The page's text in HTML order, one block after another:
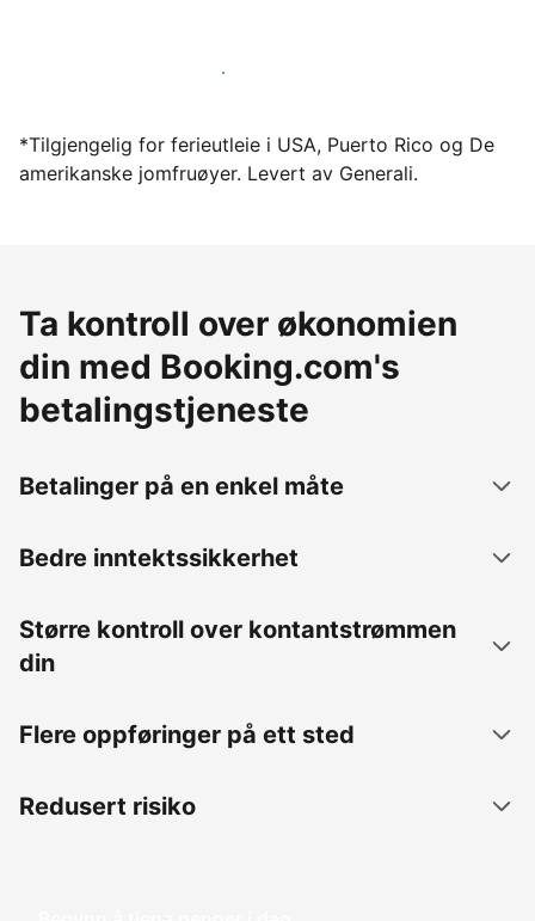
Lei ut ferieboligen din gjennom oss i dag
*Tilgjengelig for ferieutleie i USA, Puerto Rico og De
amerikanske jomfruøyer. Levert av Generali.
Ta kontroll over økonomien
din med Booking.com's
betalingstjeneste
Betalinger på en enkel måte
Bedre inntektssikkerhet
Større kontroll over kontantstrømmen
din
Flere oppføringer på ett sted
Redusert risiko